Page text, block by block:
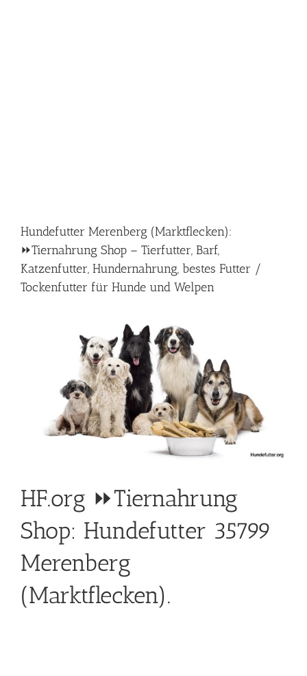
Hundefutter Merenberg (Marktflecken):
⏩Tiernahrung Shop – Tierfutter, Barf,
Katzenfutter, Hundernahrung, bestes Futter /
Tockenfutter für Hunde und Welpen
HF.org ⏩Tiernahrung
Shop: Hundefutter 35799
Merenberg
(Marktflecken).